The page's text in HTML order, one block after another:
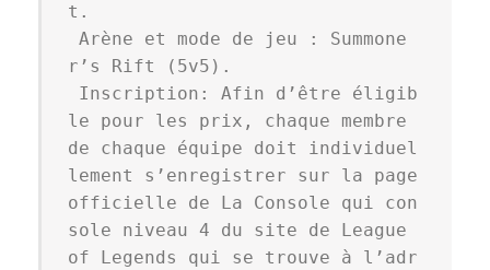
t.
r’s Rift (5v5).
le pour les prix, chaque membre
de chaque équipe doit individuel
lement s’enregistrer sur la page
officielle de La Console qui con
sole niveau 4 du site de League
of Legends qui se trouve à l’adr